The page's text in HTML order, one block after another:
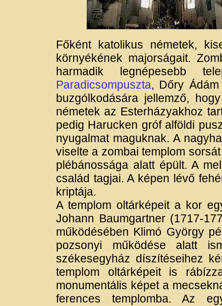
Főként katolikus németek,
környékének majorságait.
harmadik legnépesebb
Paradicsompuszta, Dőry
buzgólkodására jellemző,
németek az Esterházyakhoz
pedig Harucken gróf alföldi
nyugalmat maguknak. A
viselte a zombai templom
plébánossága alatt épült. A
család tagjai. A képen lévő
kriptája.
A templom oltárképeit a kor
Johann Baumgartner (1717-
működésében Klimó György
pozsonyi működése alatt
székesegyház díszítéseihez
templom oltárképeit is
monumentális képet a
ferences templomba. Az